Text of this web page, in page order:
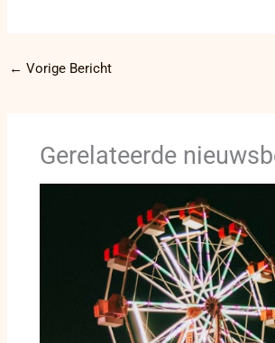
← Vorige Bericht
Gerelateerde